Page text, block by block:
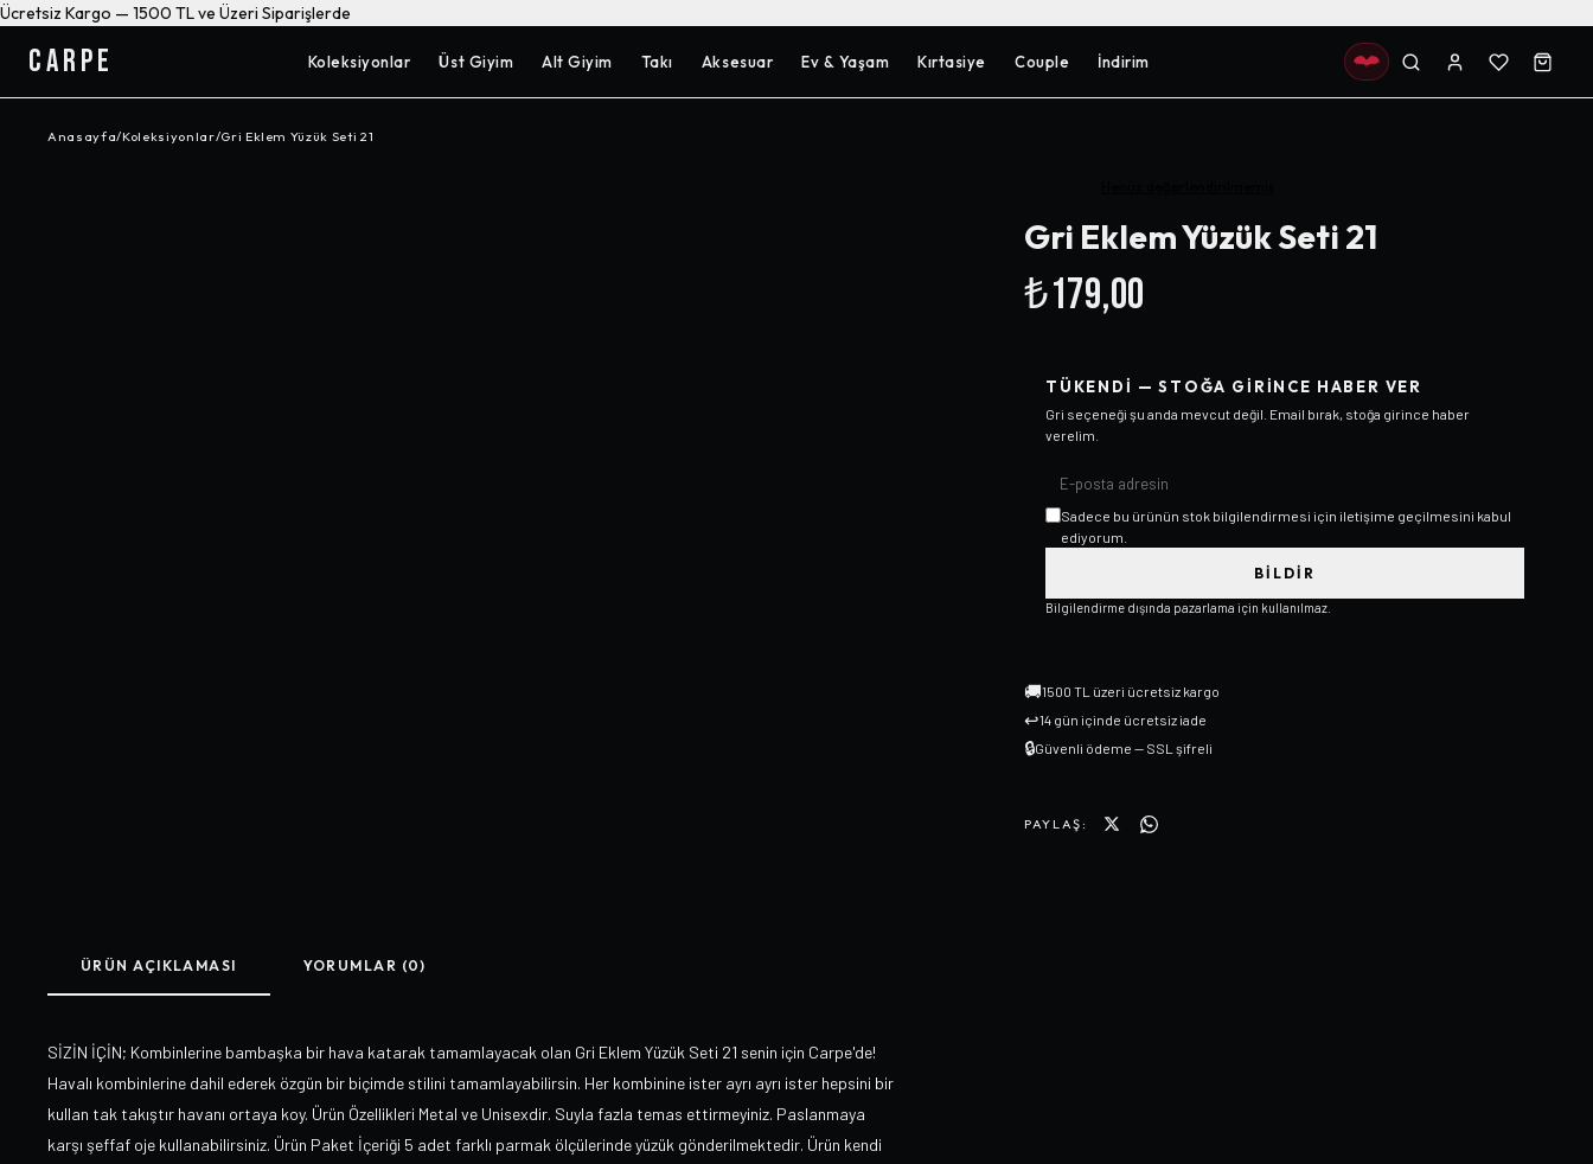
Ücretsiz Kargo — 1500 TL ve Üzeri Siparişlerde
CARPE Koleksiyonlar Üst Giyim Alt Giyim Takı Aksesuar Ev & Yaşam Kırtasiye Couple İndirim
Anasayfa/Koleksiyonlar/Gri Eklem Yüzük Seti 21
Gri Eklem Yüzük Seti 21
₺179,00
TÜKENDI — STOĞA GIRINCE HABER VER
Gri seçeneği şu anda mevcut değil. Email bırak, stoğa girince haber
verelim.
Sadece bu ürünün stok bilgilendirmesi için iletişime geçilmesini kabul
ediyorum.
BILDIR
Bilgilendirme dışında pazarlama için kullanılmaz.
🚚1500 TL üzeri ücretsiz kargo
↩14 gün içinde ücretsiz iade
🔒Güvenli ödeme — SSL şifreli
PAYLAŞ:
ÜRÜN AÇIKLAMASI YORUMLAR (0)
SİZİN İÇİN; Kombinlerine bambaşka bir hava katarak tamamlayacak olan Gri Eklem Yüzük Seti 21 senin için Carpe'de!
Havalı kombinlerine dahil ederek özgün bir biçimde stilini tamamlayabilirsin. Her kombinine ister ayrı ayrı ister hepsini bir
kullan tak takıştır havanı ortaya koy. Ürün Özellikleri Metal ve Unisexdir. Suyla fazla temas ettirmeyiniz. Paslanmaya
karşı şeffaf oje kullanabilirsiniz. Ürün Paket İçeriği 5 adet farklı parmak ölçülerinde yüzük gönderilmektedir. Ürün kendi